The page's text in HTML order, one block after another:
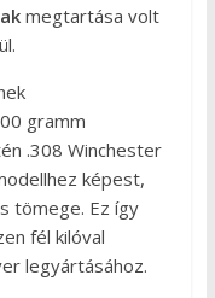
megtartása volt
gramm
.308 Winchester
képest,
tömege. Ez így
fél kilóval
legyártásához.